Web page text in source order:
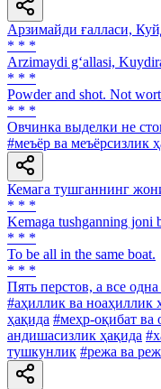
Арзимайди ғалласи,
* * *
Arzimaydi g‘allasi,
* * *
Powder and shot. Not
* * *
Овчинка выделки не
#меъёр ва меъёрсизлик
Кемага тушганнинг
* * *
Kemaga tushganning joni
* * *
To be all in the same boat.
* * *
Пять перстов, а все одна
#аҳиллик ва ноаҳиллик
ҳақида #меҳр-оқибат ва
андишасизлик ҳақида
тушкунлик #режа ва